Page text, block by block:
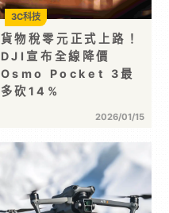
貨物稅零元正式上路！
DJI宣布全線降價
Osmo Pocket 3最
多砍14%
2026/01/15
3C科技